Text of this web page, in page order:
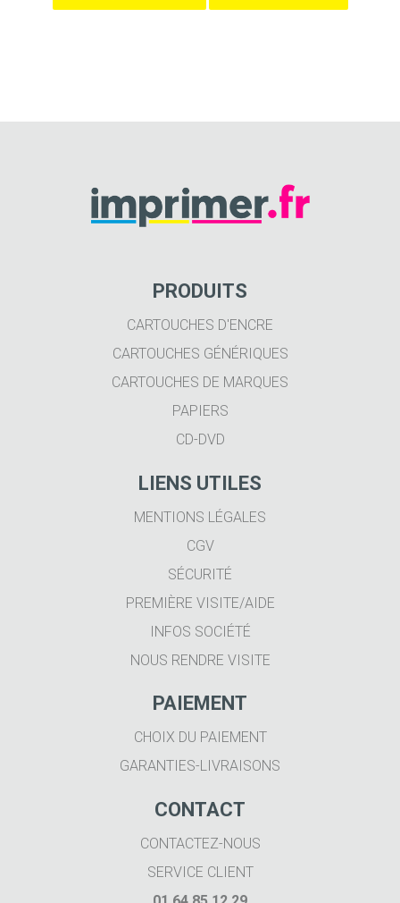
PRODUITS
CARTOUCHES D'ENCRE
CARTOUCHES GÉNÉRIQUES
CARTOUCHES DE MARQUES
PAPIERS
CD-DVD
LIENS UTILES
MENTIONS LÉGALES
CGV
SÉCURITÉ
PREMIÈRE VISITE/AIDE
INFOS SOCIÉTÉ
NOUS RENDRE VISITE
PAIEMENT
CHOIX DU PAIEMENT
GARANTIES-LIVRAISONS
CONTACT
CONTACTEZ-NOUS
SERVICE CLIENT